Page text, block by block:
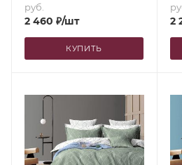
руб.
2 460 ₽/шт
КУПИТЬ
2